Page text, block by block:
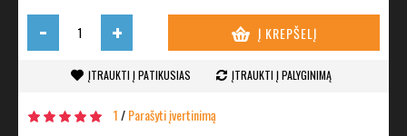
- + Į KREPŠELĮ
ĮTRAUKTI Į PATIKUSIAS ĮTRAUKTI Į PALYGINIMĄ
1/Parašyti įvertinimą